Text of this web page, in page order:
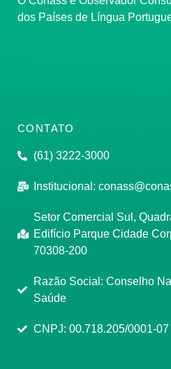
dos Países de Língua
CONTATO
(61) 3222-3000
Institucional:
Setor Comercial Sul,
Edifício Parque Cidade
70308-200
Razão Social: Conselho
Saúde
CNPJ: 00.718.205/0001-07